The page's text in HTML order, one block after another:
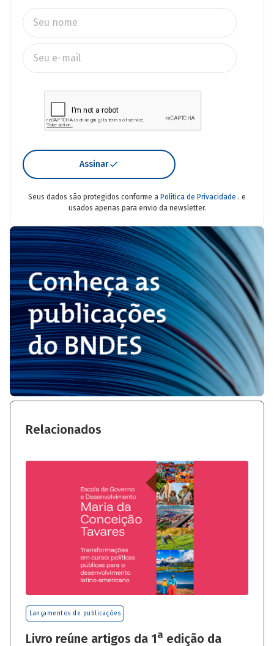
Assinar
Seus dados são protegidos conforme a Política de Privacidade . e
usados apenas para envio da newsletter.
Relacionados
Lançamentos de publicações
Livro reúne artigos da 1a edição da